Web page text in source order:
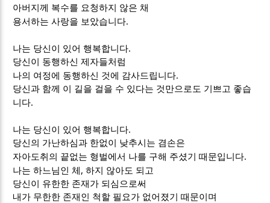
아버지께 복수를 요청하지 않은 채
용서하는 사랑을 보았습니다.
나는 당신이 있어 행복합니다.
당신이 동행하신 제자들처럼
나의 여정에 동행하신 것에 감사드립니다.
당신과 함께 이 길을 걸을 수 있다는 것만으로도 기쁘고 좋습
니다.
나는 당신이 있어 행복합니다.
당신의 가난하심과 한없이 낮추시는 겸손은
자아도취의 끝없는 형벌에서 나를 구해 주셨기 때문입니다.
나는 하느님인 체 ,하지 않아도 되고
당신이 유한한 존재가 되심으로써
내가 무한한 존재인 척할 필요가 없어졌기 때문이며